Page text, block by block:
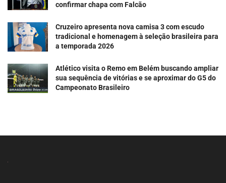
confirmar chapa com Falcão
Cruzeiro apresenta nova camisa 3 com escudo
tradicional e homenagem à seleção brasileira para
a temporada 2026
Atlético visita o Remo em Belém buscando ampliar
sua sequência de vitórias e se aproximar do G5 do
Campeonato Brasileiro